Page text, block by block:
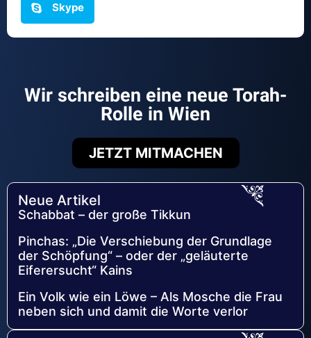
Skype
Wir schreiben eine neue Torah-
Rolle in Wien
JETZT MITMACHEN
Neue Artikel
Schabbat – der große Tikkun
Pinchas: „Die Verschiebung der Grundlage
der Schöpfung“ – oder der „geläuterte
Eiferersucht“ Kains
Ein Volk wie ein Löwe – Als Mosche die Frau
neben sich und damit die Worte verlor